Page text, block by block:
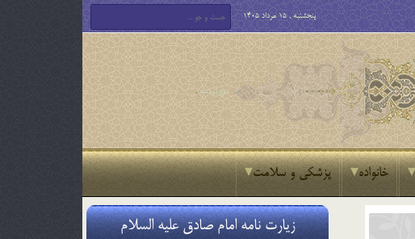
پنجشنبه , 15 مرداد 1405
خانواده پزشکی و سلامت
زیارت نامه امام صادق علیه السلام